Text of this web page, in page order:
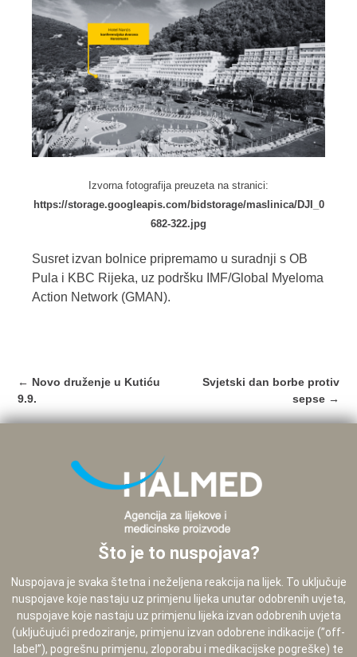
Izvorna fotografija preuzeta na stranici:
https://storage.googleapis.com/bidstorage/maslinica/DJI_0
682-322.jpg
Susret izvan bolnice pripremamo u suradnji s OB
Pula i KBC Rijeka, uz podršku IMF/Global Myeloma
Action Network (GMAN).
Post
navigation
← Novo druženje u Kutiću
9.9.
Svjetski dan borbe protiv
sepse →
Što je to nuspojava?
Nuspojava je svaka štetna i neželjena reakcija na lijek. To uključuje
nuspojave koje nastaju uz primjenu lijeka unutar odobrenih uvjeta,
nuspojave koje nastaju uz primjenu lijeka izvan odobrenih uvjeta
(uključujući predoziranje, primjenu izvan odobrene indikacije (”off-
label”), pogrešnu primjenu, zloporabu i medikacijske pogreške) te